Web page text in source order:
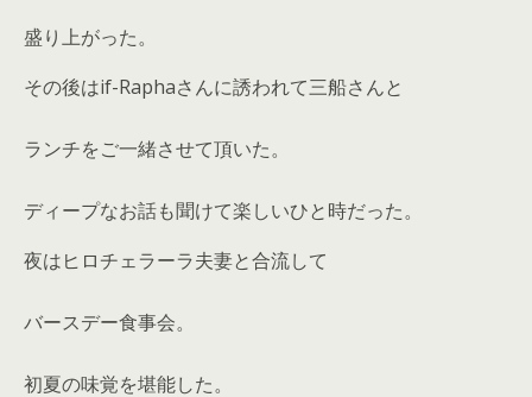
盛り上がった。
その後はif-Raphaさんに誘われて三船さんと
ランチをご一緒させて頂いた。
ディープなお話も聞けて楽しいひと時だった。
夜はヒロチェラーラ夫妻と合流して
バースデー食事会。
初夏の味覚を堪能した。